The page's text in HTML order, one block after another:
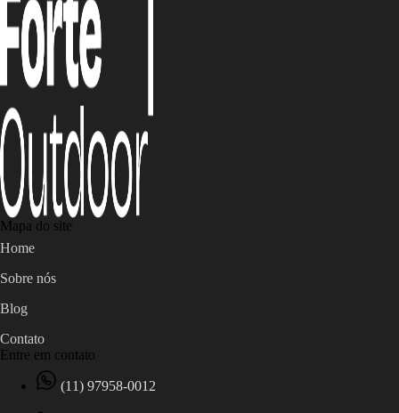
Mapa do site
Home
Sobre nós
Blog
Contato
Entre em contato
(11) 97958-0012